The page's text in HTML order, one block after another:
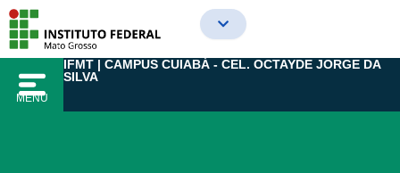
para
conteúdo
MENU
IFMT | CAMPUS CUIABÁ - CEL. OCTAYDE JORGE DA
SILVA